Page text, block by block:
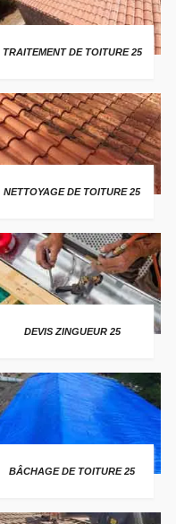
TRAITEMENT DE TOITURE 25
NETTOYAGE DE TOITURE 25
DEVIS ZINGUEUR 25
BÂCHAGE DE TOITURE 25